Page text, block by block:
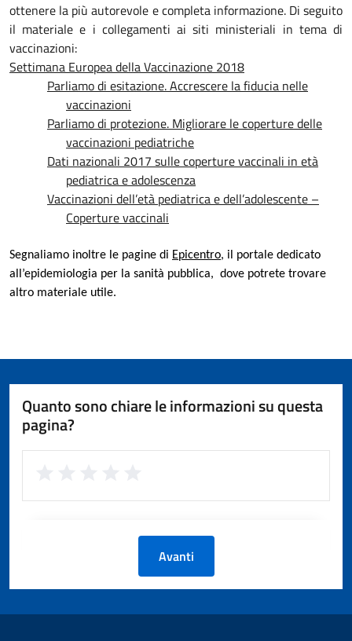
ottenere la più autorevole e completa informazione. Di seguito
il materiale e i collegamenti ai siti ministeriali in tema di
vaccinazioni:
Settimana Europea della Vaccinazione 2018
Parliamo di esitazione. Accrescere la fiducia nelle
vaccinazioni
Parliamo di protezione. Migliorare le coperture delle
vaccinazioni pediatriche
Dati nazionali 2017 sulle coperture vaccinali in età
pediatrica e adolescenza
Vaccinazioni dell’età pediatrica e dell’adolescente –
Coperture vaccinali
Segnaliamo inoltre le pagine di Epicentro, il portale dedicato
all’epidemiologia per la sanità pubblica, dove potrete trovare
altro materiale utile.
Quanto sono chiare le informazioni su questa
pagina?
Avanti